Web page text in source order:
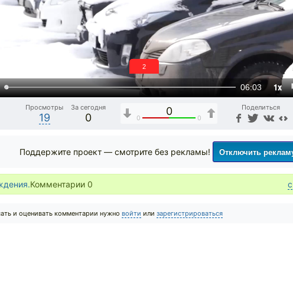
06:03 1x
1
Просмотры
19
За сегодня
0
0
0 0
Поделиться
Поддержите проект — смотрите без рекламы! Отключить
Комментарии 0
и оценивать комментарии нужно войти или зарегистрироваться